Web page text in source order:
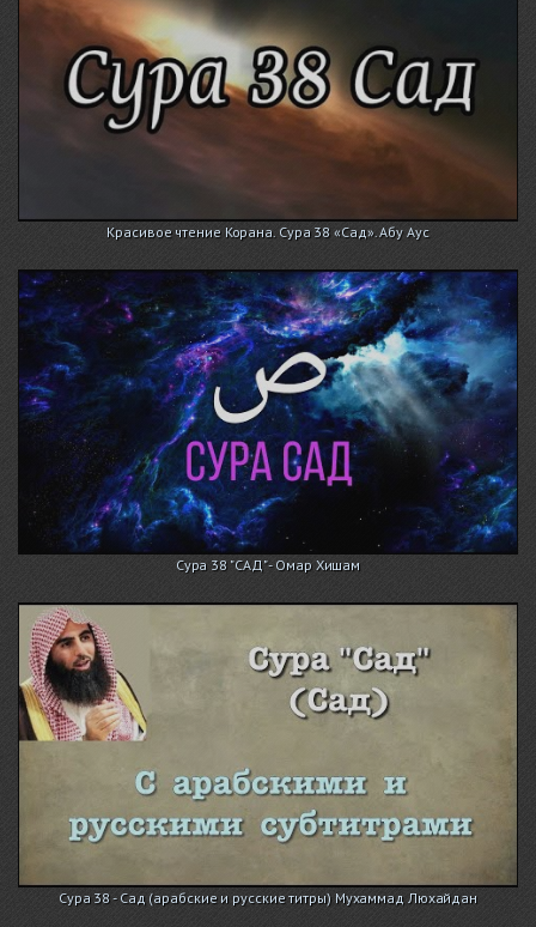
Красивое чтение Корана. Сура 38 «Сад». Абу Аус
Сура 38 "САД" - Омар Хишам
Сура 38 - Сад (арабские и русские титры) Мухаммад Люхайдан